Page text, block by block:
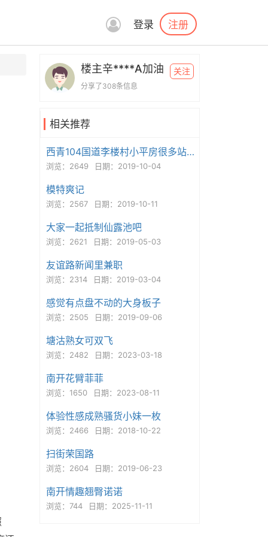
登录 注册
楼主辛****A加油
分享了308条信息
关注
相关推荐
西青104国道李楼村小平房很多站街。
浏览：2649 日期：2019-10-04
模特爽记
浏览：2567 日期：2019-10-11
大家一起抵制仙露池吧
浏览：2621 日期：2019-05-03
友谊路新闻里兼职
浏览：2314 日期：2019-03-04
感觉有点盘不动的大身板子
浏览：2505 日期：2019-09-06
塘沽熟女可双飞
浏览：2482 日期：2023-03-18
南开花臂菲菲
浏览：1650 日期：2023-08-11
体验性感成熟骚货小妹一枚
浏览：2466 日期：2018-10-22
扫街荣国路
浏览：2604 日期：2019-06-23
南开情趣翘臀诺诺
浏览：744 日期：2025-11-11